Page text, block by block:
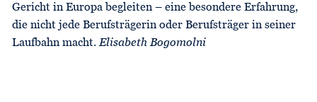
Gericht in Europa begleiten – eine besondere Erfahrung,
die nicht jede Berufsträgerin oder Berufsträger in seiner
Laufbahn macht.Elisabeth Bogomolni